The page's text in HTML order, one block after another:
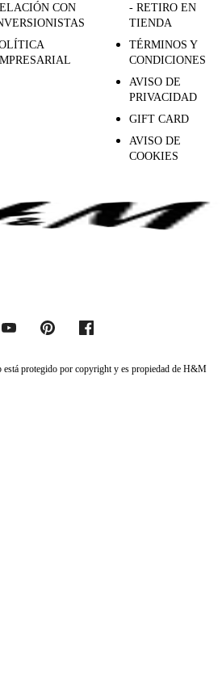
CON
- RETIRO EN
TIENDA
TÉRMINOS Y
CONDICIONES
AVISO DE
PRIVACIDAD
GIFT CARD
AVISO DE
COOKIES
está protegido por copyright y es propiedad de H&M